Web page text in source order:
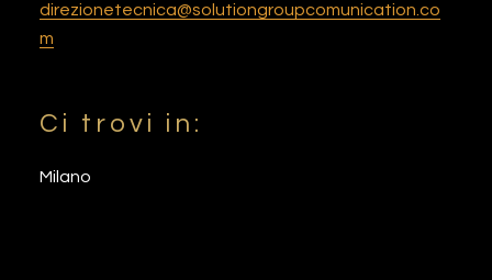
direzionetecnica@solutiongroupcomunication.co
m
Ci trovi in:
Milano